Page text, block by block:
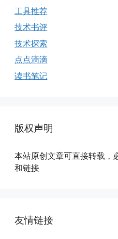
工具推荐
技术书评
技术探索
点点滴滴
读书笔记
版权声明
本站原创文章可直接转载，
和链接
友情链接